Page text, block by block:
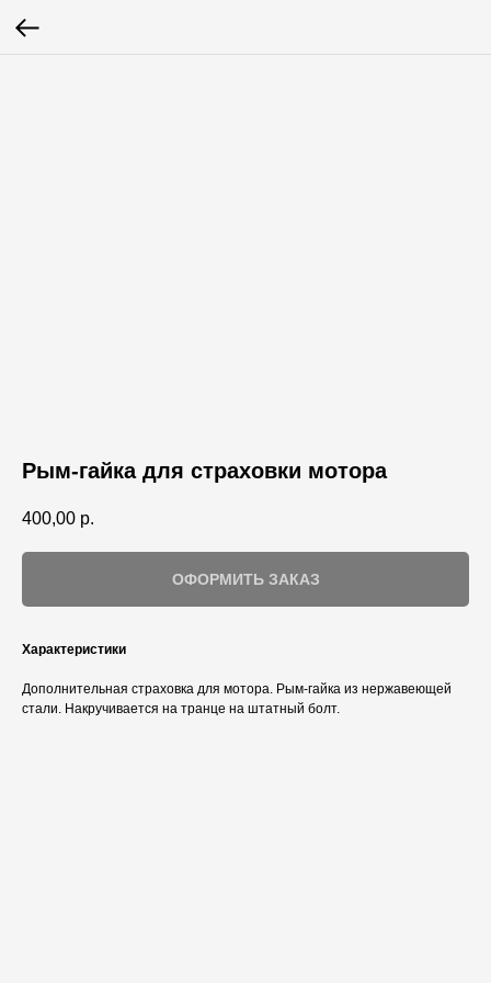
Рым-гайка для страховки мотора
400,00 р.
ОФОРМИТЬ ЗАКАЗ
Характеристики
Дополнительная страховка для мотора. Рым-гайка из нержавеющей
стали. Накручивается на транце на штатный болт.